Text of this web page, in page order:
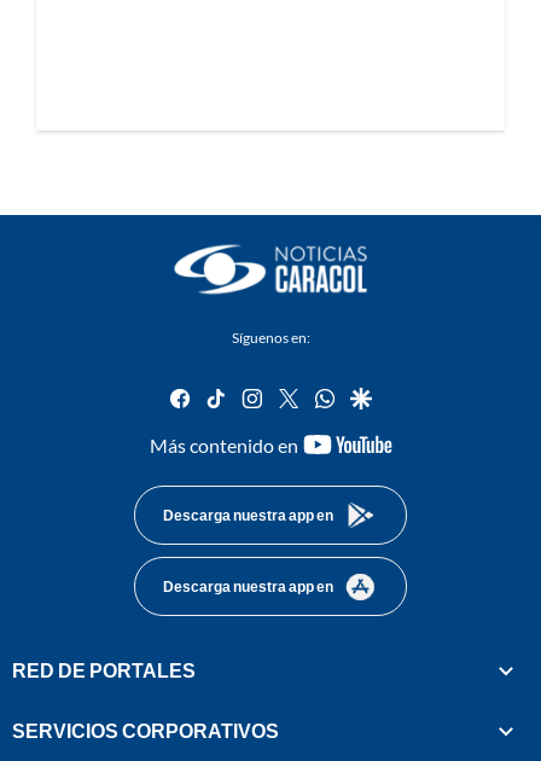
Síguenos en:
facebook
tiktok instagram
twitterwhatsapp
google
Más contenido en
youtube-
Descarga nuestra app en
Descarga nuestra app en
RED DE PORTALES
SERVICIOS CORPORATIVOS